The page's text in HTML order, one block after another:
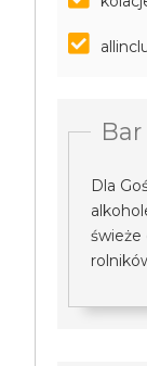
Bar
Dla